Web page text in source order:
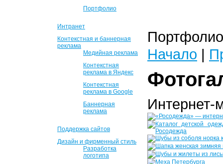
Портфолио
Интранет
Контекстная и баннерная
реклама
Медийная реклама
Контекстная
реклама в Яндекс
Контекстная
реклама в Google
Баннерная
реклама
Поддержка сайтов
Дизайн и фирменный стиль
Разработка
логотипа
Начало |
Интернет-